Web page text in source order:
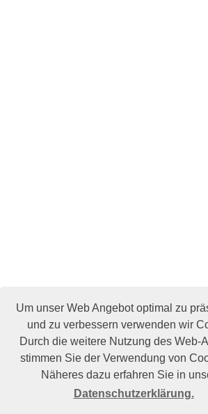
Um unser Web Angebot optimal zu
und zu verbessern verwenden wir
Durch die weitere Nutzung des Web-
stimmen Sie der Verwendung von
Näheres dazu erfahren Sie in
Datenschutzerklärung.